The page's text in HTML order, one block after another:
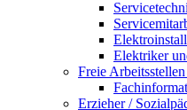
Elektriker
Freie
Erzieher /